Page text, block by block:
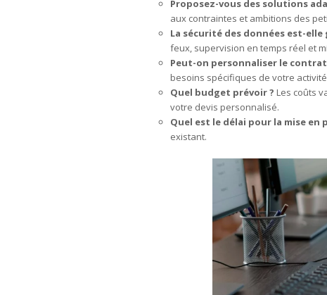
Proposez-vous des solutions
aux contraintes et ambitions des
La sécurité des données est-elle
feux, supervision en temps réel et
Peut-on personnaliser le contrat
besoins spécifiques de votre
Quel budget prévoir ? Les coûts
votre devis personnalisé.
Quel est le délai pour la mise en
existant.